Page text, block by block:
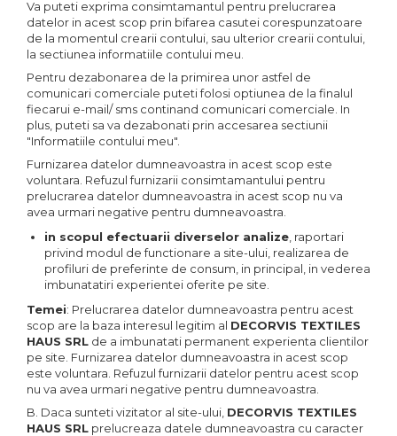
Va puteti exprima consimtamantul pentru prelucrarea
datelor in acest scop prin bifarea casutei corespunzatoare
de la momentul crearii contului, sau ulterior crearii contului,
la sectiunea informatiile contului meu.
Pentru dezabonarea de la primirea unor astfel de
comunicari comerciale puteti folosi optiunea de la finalul
fiecarui e-mail/ sms continand comunicari comerciale. In
plus, puteti sa va dezabonati prin accesarea sectiunii
"Informatiile contului meu".
Furnizarea datelor dumneavoastra in acest scop este
voluntara. Refuzul furnizarii consimtamantului pentru
prelucrarea datelor dumneavoastra in acest scop nu va
avea urmari negative pentru dumneavoastra.
in scopul efectuarii diverselor analize , raportari
privind modul de functionare a site-ului, realizarea de
profiluri de preferinte de consum, in principal, in vederea
imbunatatiri experientei oferite pe site.
Temei: Prelucrarea datelor dumneavoastra pentru acest
scop are la baza interesul legitim al DECORVIS TEXTILES
HAUS SRL de a imbunatati permanent experienta clientilor
pe site. Furnizarea datelor dumneavoastra in acest scop
este voluntara. Refuzul furnizarii datelor pentru acest scop
nu va avea urmari negative pentru dumneavoastra.
B. Daca sunteti vizitator al site-ului, DECORVIS TEXTILES
HAUS SRL prelucreaza datele dumneavoastra cu caracter